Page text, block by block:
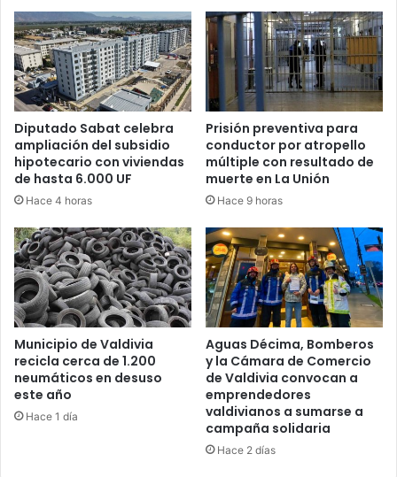
Diputado Sabat celebra
ampliación del subsidio
hipotecario con viviendas
de hasta 6.000 UF
Hace 4 horas
Prisión preventiva para
conductor por atropello
múltiple con resultado de
muerte en La Unión
Hace 9 horas
Municipio de Valdivia
recicla cerca de 1.200
neumáticos en desuso
este año
Hace 1 día
Aguas Décima, Bomberos
y la Cámara de Comercio
de Valdivia convocan a
emprendedores
valdivianos a sumarse a
campaña solidaria
Hace 2 días